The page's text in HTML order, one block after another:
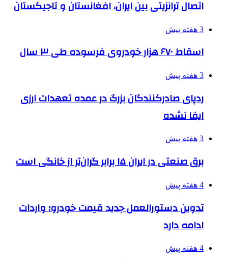
اتصال ترانزیتی بین ایران، افغانستان و تاجیکستان
3 هفته پیش
اسقاط ۶۷۰ هزار خودروی فرسوده طی ۳ سال
3 هفته پیش
ردپای صادرکنندگان بزرگ در عمده تعهدات ارزی
ایفا نشده
3 هفته پیش
برق صنعتی در ایران ۱۵ برابر گران‌تر از خانگی است
4 هفته پیش
تدوین دستورالعمل جدید قیمت خودرو؛ واردات
ادامه دارد
4 هفته پیش